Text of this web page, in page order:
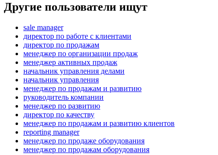
Другие пользователи ищут
sale manager
директор по работе с клиентами
директор по продажам
менеджер по организации продаж
менеджер активных продаж
начальник управления делами
начальник управления
менеджер по продажам и развитию
руководитель компании
менеджер по развитию
директор по качеству
менеджер по продажам и развитию клиентов
reporting manager
менеджер по продаже оборудования
менеджер по продажам оборудования